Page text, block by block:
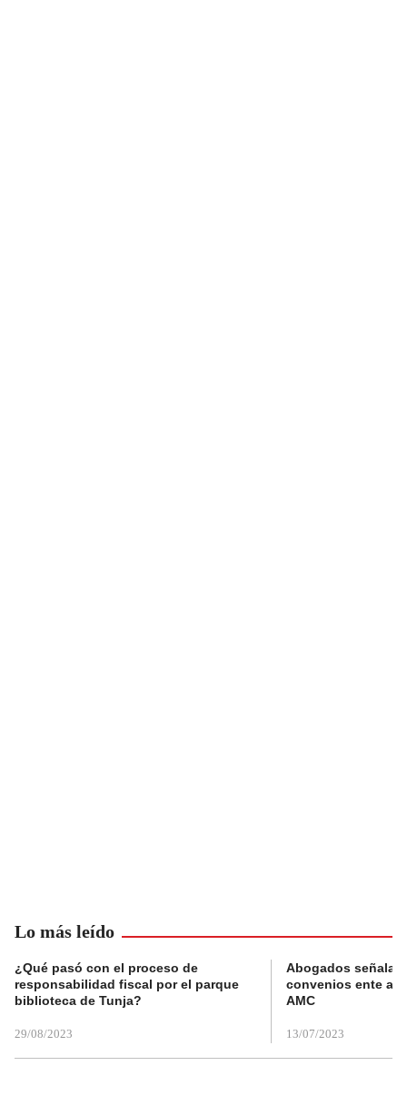
Lo más leído
¿Qué pasó con el proceso de
responsabilidad fiscal por el parque
biblioteca de Tunja?
29/08/2023
Abogados
convenios ente
AMC
13/07/2023